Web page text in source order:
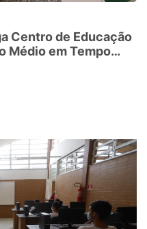
Centro de Educação
Médio em Tempo